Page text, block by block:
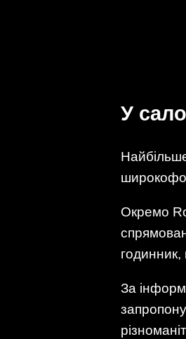
У
Окремо
За